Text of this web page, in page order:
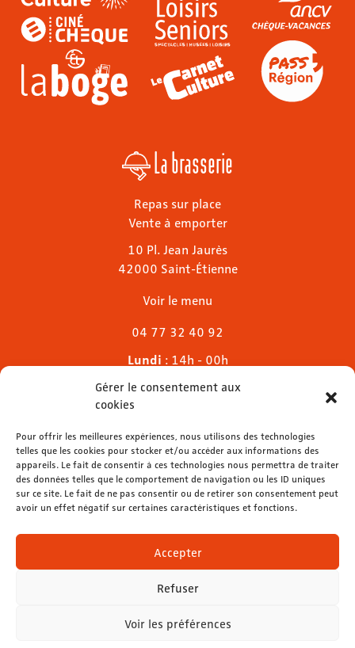
Gérer le consentement aux
cookies
Pour offrir les meilleures expériences, nous utilisons des technologies
telles que les cookies pour stocker et/ou accéder aux informations des
appareils. Le fait de consentir à ces technologies nous permettra de traiter
des données telles que le comportement de navigation ou les ID uniques
sur ce site. Le fait de ne pas consentir ou de retirer son consentement peut
avoir un effet négatif sur certaines caractéristiques et fonctions.
Accepter
Refuser
Voir les préférences
La brasserie
Repas sur place
Vente à emporter
10 Pl. Jean Jaurès
42000 Saint-Étienne
Voir le menu
04 77 32 40 92
Lundi : 14h - 00h
Mardi & mercredi
Jeudi
Dimanche: 11h - 00h
04 77 32 32 01